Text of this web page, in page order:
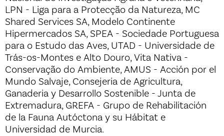
LPN - Liga para a Protecção da Natureza, MC
Shared Services SA, Modelo Continente
Hipermercados SA, SPEA - Sociedade Portuguesa
para o Estudo das Aves, UTAD - Universidade de
Trás-os-Montes e Alto Douro, Vita Nativa -
Conservação do Ambiente, AMUS - Acción por el
Mundo Salvaje, Consejeria de Agricultura,
Ganaderia y Desarrollo Sostenible - Junta de
Extremadura, GREFA - Grupo de Rehabilitación
de la Fauna Autóctona y su Hábitat e
Universidad de Murcia.